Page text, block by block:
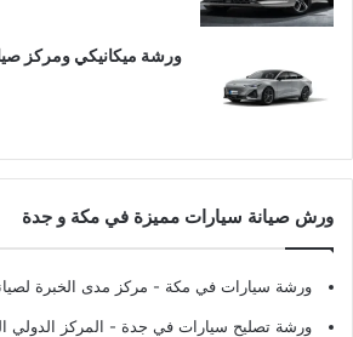
ورشة ميكانيكي ومركز
ورش صيانة سيارات مميزة في مكة و جدة
ورشة سيارات في مكة - مركز مدى الخبرة
ورشة تصليح سيارات في جدة - المركز الدولي